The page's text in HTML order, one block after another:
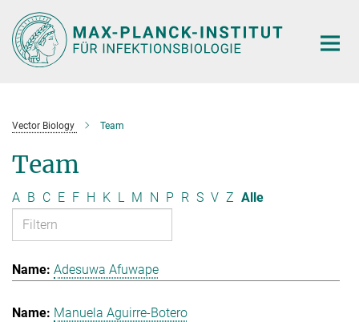
Hauptinhalt
Vector Biology Team
Team
A B C E F H K L M N P R S V Z Alle
Adesuwa Afuwape
Manuela Aguirre-Botero